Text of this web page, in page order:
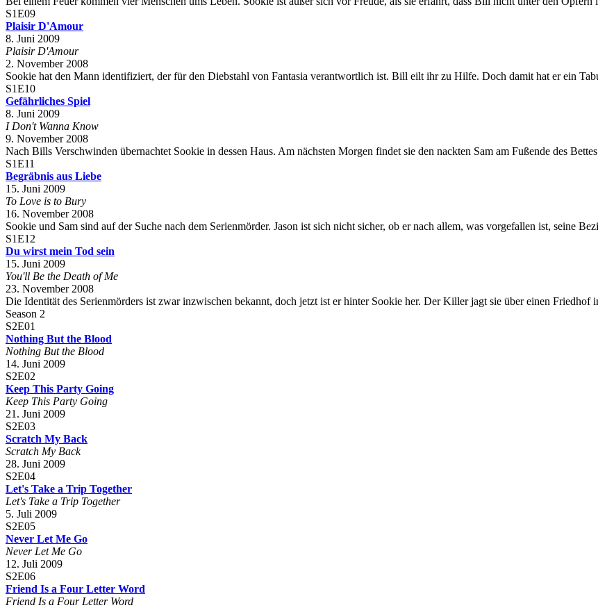
S1E09
Plaisir D'Amour
8. Juni 2009
Plaisir D'Amour
2. November 2008
Sookie hat den Mann identifiziert, der für den Diebstahl von Fantasia verantwortlich ist. Bill eilt ihr zu Hilfe. Doch damit hat er ein
S1E10
Gefährliches Spiel
8. Juni 2009
I Don't Wanna Know
9. November 2008
Nach Bills Verschwinden übernachtet Sookie in dessen Haus. Am nächsten Morgen findet sie den nackten Sam am Fußende des
S1E11
Begräbnis aus Liebe
15. Juni 2009
To Love is to Bury
16. November 2008
Sookie und Sam sind auf der Suche nach dem Serienmörder. Jason ist sich nicht sicher, ob er nach allem, was vorgefallen ist, seine
S1E12
Du wirst mein Tod sein
15. Juni 2009
You'll Be the Death of Me
23. November 2008
Die Identität des Serienmörders ist zwar inzwischen bekannt, doch jetzt ist er hinter Sookie her. Der Killer jagt sie über einen
Season 2
S2E01
Nothing But the Blood
Nothing But the Blood
14. Juni 2009
S2E02
Keep This Party Going
Keep This Party Going
21. Juni 2009
S2E03
Scratch My Back
Scratch My Back
28. Juni 2009
S2E04
Let's Take a Trip Together
Let's Take a Trip Together
5. Juli 2009
S2E05
Never Let Me Go
Never Let Me Go
12. Juli 2009
S2E06
Friend Is a Four Letter Word
Friend Is a Four Letter Word